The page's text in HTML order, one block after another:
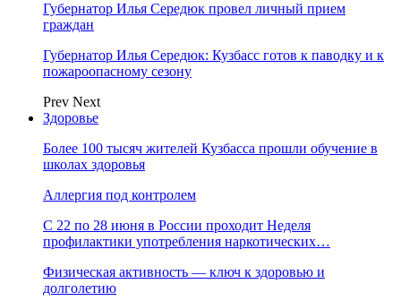
Губернатор Илья Середюк провел личный прием
граждан
Губернатор Илья Середюк: Кузбасс готов к паводку и к
пожароопасному сезону
Prev Next
Здоровье
Более 100 тысяч жителей Кузбасса прошли обучение в
школах здоровья
Аллергия под контролем
С 22 по 28 июня в России проходит Неделя
профилактики употребления наркотических…
Физическая активность — ключ к здоровью и
долголетию